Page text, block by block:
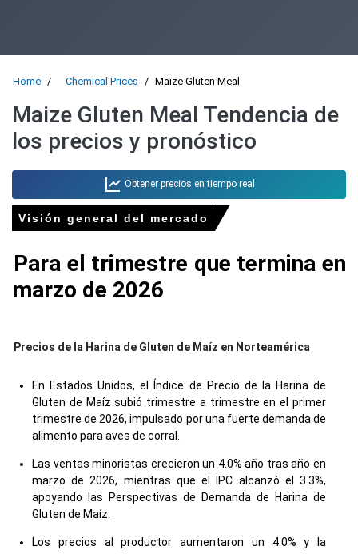
Home Chemical Prices Maize Gluten Meal
Maize Gluten Meal Tendencia de
los precios y pronóstico
Obtener precios en tiempo real
Visión general del mercado
Para el trimestre que termina en
marzo de 2026
Precios de la Harina de Gluten de Maíz en Norteamérica
En Estados Unidos, el Índice de Precio de la Harina de
Gluten de Maíz subió trimestre a trimestre en el primer
trimestre de 2026, impulsado por una fuerte demanda de
alimento para aves de corral.
Las ventas minoristas crecieron un 4.0% año tras año en
marzo de 2026, mientras que el IPC alcanzó el 3.3%,
apoyando las Perspectivas de Demanda de Harina de
Gluten de Maíz.
Los precios al productor aumentaron un 4.0% y la